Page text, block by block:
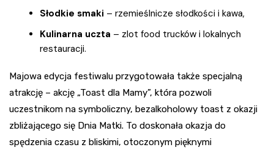
Słodkie smaki – rzemieślnicze słodkości i kawa,
Kulinarna uczta – zlot food trucków i lokalnych
restauracji.
Majowa edycja festiwalu przygotowała także specjalną
atrakcję – akcję „Toast dla Mamy”, która pozwoli
uczestnikom na symboliczny, bezalkoholowy toast z okazji
zbliżającego się Dnia Matki. To doskonała okazja do
spędzenia czasu z bliskimi, otoczonym pięknymi